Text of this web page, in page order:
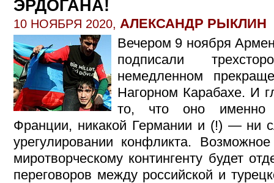
ЭРДОГАНА!
10 НОЯБРЯ 2020, АЛЕКСАНДР РЫКЛИН
Вечером 9 ноября
подписали
немедленном
Нагорном Карабахе. И
то, что оно именно
Франции, никакой Германии и (!) — ни
урегулировании конфликта.
миротворческому контингенту будет
переговоров между российской и